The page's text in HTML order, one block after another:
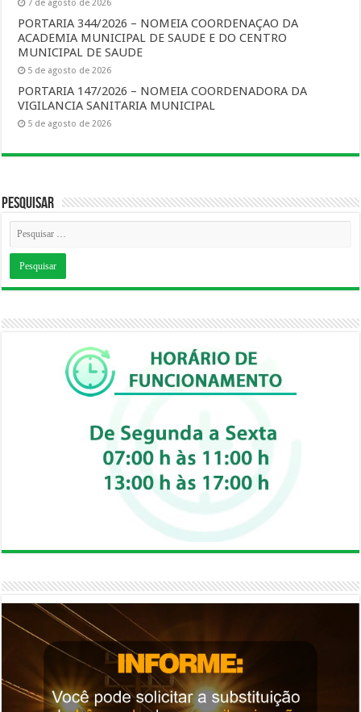
7 de agosto de 2026
PORTARIA 344/2026 – NOMEIA COORDENAÇAO DA
ACADEMIA MUNICIPAL DE SAUDE E DO CENTRO
MUNICIPAL DE SAUDE
5 de agosto de 2026
PORTARIA 147/2026 – NOMEIA COORDENADORA DA
VIGILANCIA SANITARIA MUNICIPAL
5 de agosto de 2026
Pesquisar